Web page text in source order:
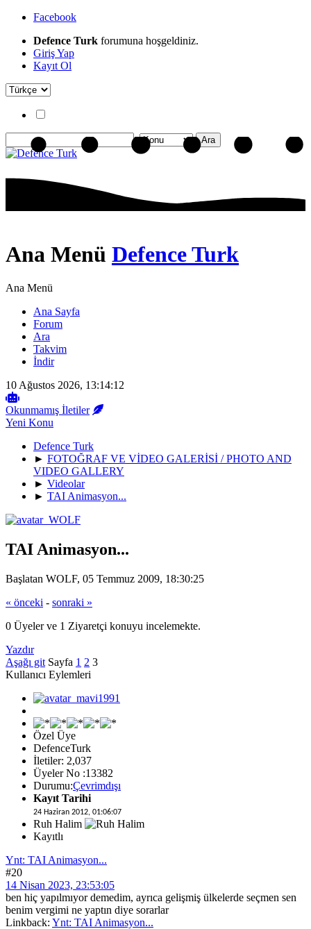
Facebook
Defence Turk forumuna hoşgeldiniz.
Giriş Yap
Kayıt Ol
Ana Menü Defence Turk
Ana Menü
Ana Sayfa
Forum
Ara
Takvim
İndir
10 Ağustos 2026, 13:14:12
Okunmamış İletiler
Yeni Konu
Defence Turk
► FOTOĞRAF VE VİDEO GALERİSİ / PHOTO AND
VIDEO GALLERY
► Videolar
► TAI Animasyon...
TAI Animasyon...
Başlatan WOLF, 05 Temmuz 2009, 18:30:25
« önceki - sonraki »
0 Üyeler ve 1 Ziyaretçi konuyu incelemekte.
Yazdır
Aşağı git Sayfa 1 2 3
Kullanıcı Eylemleri
Özel Üye
DefenceTurk
İletiler: 2,037
Üyeler No :13382
Durumu:Çevrimdışı
Kayıt Tarihi
24 Haziran 2012, 01:06:07
Ruh Halim
Kayıtlı
Ynt: TAI Animasyon...
#20
14 Nisan 2023, 23:53:05
ben hiç yapılmıyor demedim, ayrıca gelişmiş ülkelerde seçmen sen
benim vergimi ne yaptın diye sorarlar
Linkback: Ynt: TAI Animasyon...